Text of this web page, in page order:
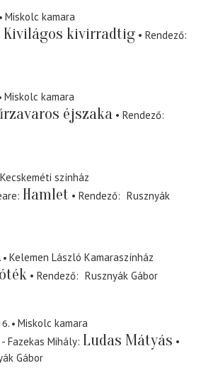
Miskolc kamara
Kivilágos kivirradtig
Rendező
Miskolc kamara
éjszaka
Rendező
Kecskeméti színház
Hamlet Rendező
Rusznyák
Kelemen László Kamaraszínház
Rendező
Rusznyák Gábor
Miskolc kamara
Fazekas Mihály Ludas Mátyás
Gábor